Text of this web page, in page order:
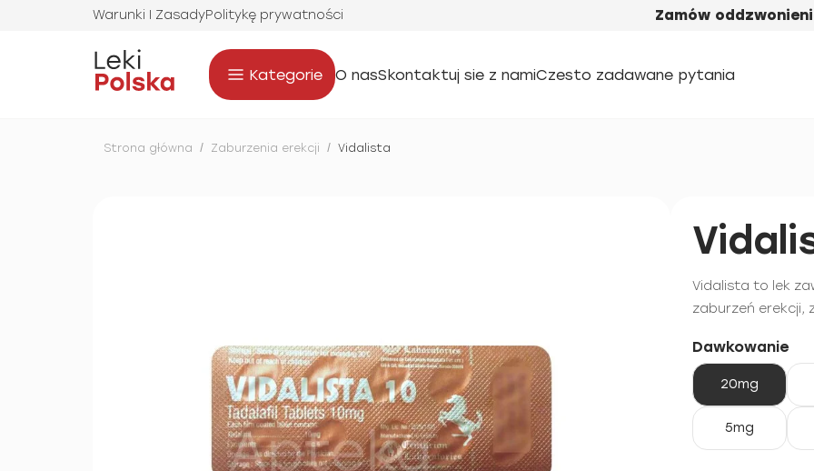
Warunki I ZasadyPolitykę prywatności Zamów
Kategorie O nasSkontaktuj sie z namiCzesto zadawane pytania
Strona główna / Zaburzenia erekcji / Vidalista
Vidalista to lek
zaburzeń erekcji,
Dawkowanie
20mg
5mg